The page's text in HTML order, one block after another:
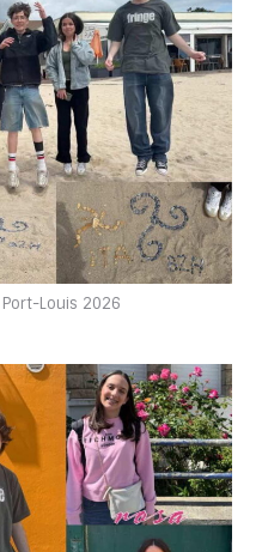
Louis 2026